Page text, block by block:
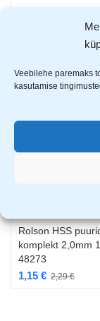
Veebilehe paremaks
kasutamise
Rolson HSS
komplekt 2,0mm
48273
2,29€
1,15 €